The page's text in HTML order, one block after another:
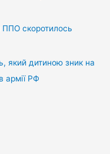
ППО скоротилось
який дитиною зник на
армії РФ